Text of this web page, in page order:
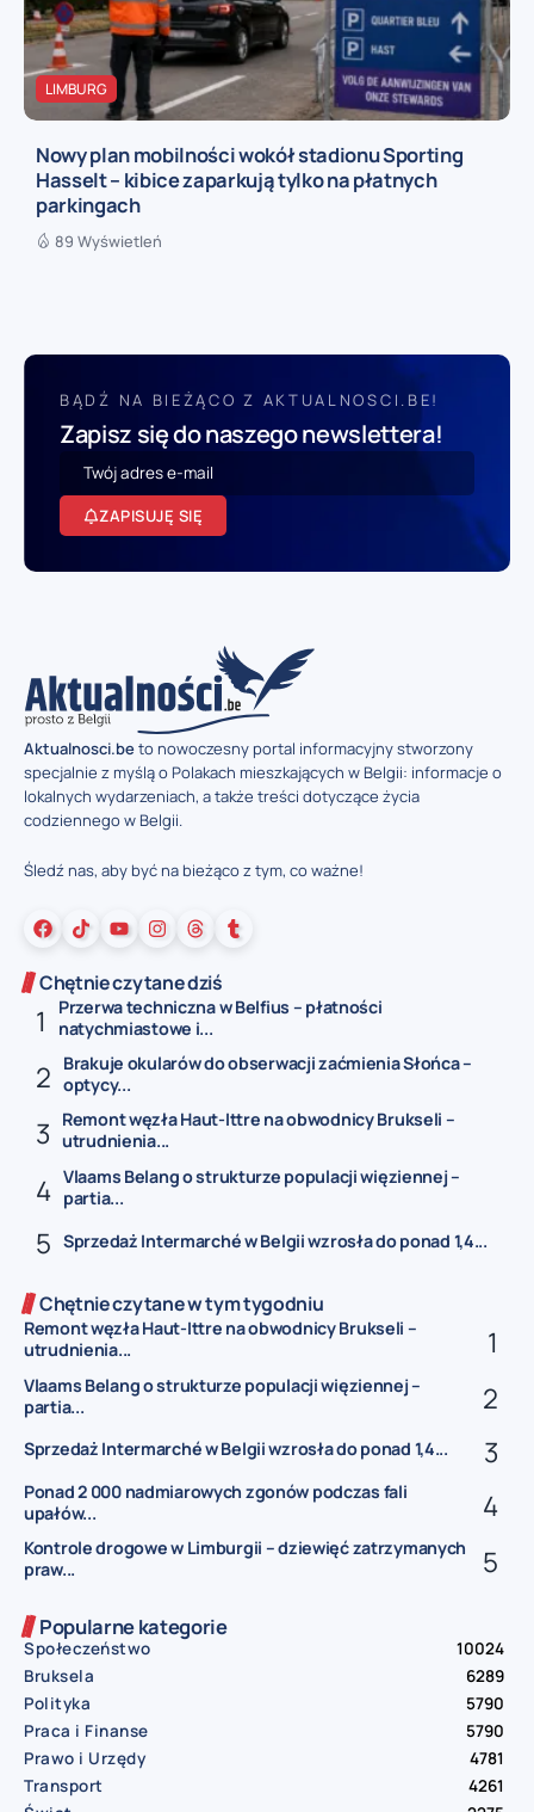
LIMBURG
Nowy plan mobilności wokół stadionu Sporting
Hasselt – kibice zaparkują tylko na płatnych
parkingach
89 Wyświetleń
BĄDŹ NA BIEŻĄCO Z AKTUALNOSCI.BE!
Zapisz się do naszego newslettera!
ZAPISUJĘ SIĘ
Aktualnosci.beto nowoczesny portal informacyjny stworzony
specjalnie z myślą o Polakach mieszkających w Belgii: informacje o
lokalnych wydarzeniach, a także treści dotyczące życia
codziennego w Belgii.
Śledź nas, aby być na bieżąco z tym, co ważne!
Chętnie czytane dziś
Przerwa techniczna w Belfius – płatności
natychmiastowe i...
Brakuje okularów do obserwacji zaćmienia Słońca –
optycy...
Remont węzła Haut-Ittre na obwodnicy Brukseli –
utrudnienia...
Vlaams Belang o strukturze populacji więziennej –
partia...
Sprzedaż Intermarché w Belgii wzrosła do ponad 1,4...
Chętnie czytane w tym tygodniu
Remont węzła Haut-Ittre na obwodnicy Brukseli –
utrudnienia...
Vlaams Belang o strukturze populacji więziennej –
partia...
Sprzedaż Intermarché w Belgii wzrosła do ponad 1,4...
Ponad 2 000 nadmiarowych zgonów podczas fali
upałów...
Kontrole drogowe w Limburgii – dziewięć zatrzymanych
praw...
Popularne kategorie
Społeczeństwo
10024
Bruksela
6289
Polityka
5790
Praca i Finanse
5790
Prawo i Urzędy
4781
Transport
4261